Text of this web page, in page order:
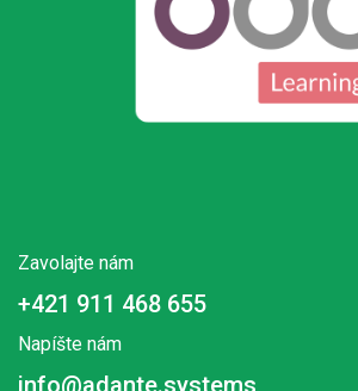
Zavolajte nám
+421 911 468 655
Napíšte nám
info@adante.systems